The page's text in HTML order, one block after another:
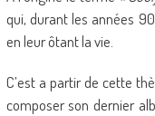
qui, durant les années
en leur ôtant la vie.
C’est a partir de cette
composer son dernier